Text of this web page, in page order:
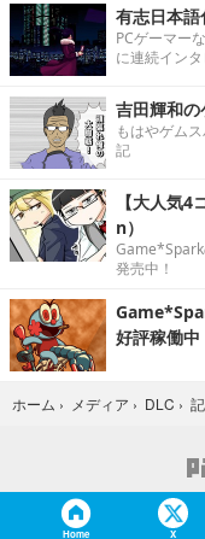
有志日本
PCゲーマー
に連続インタ
吉田輝和
もはやゲム
記
【大人気
n）
Game*Spark
発売中！
好評稼働中
ホーム › メディア › DLC ›
Home X